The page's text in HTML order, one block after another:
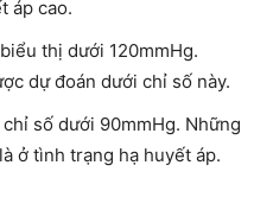
áp cao.
thị dưới 120mmHg.
dự đoán dưới chỉ số này.
số dưới 90mmHg. Những
ở tình trạng hạ huyết áp.